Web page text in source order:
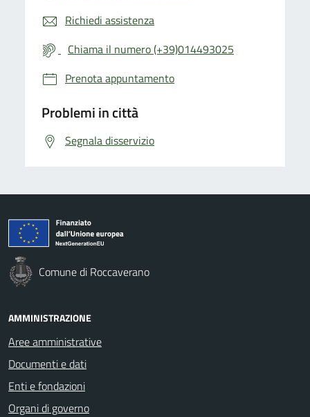
Richiedi assistenza
Chiama il numero (+39)014493025
Prenota appuntamento
Problemi in città
Segnala disservizio
Comune di Roccaverano
AMMINISTRAZIONE
Aree amministrative
Documenti e dati
Enti e fondazioni
Organi di governo